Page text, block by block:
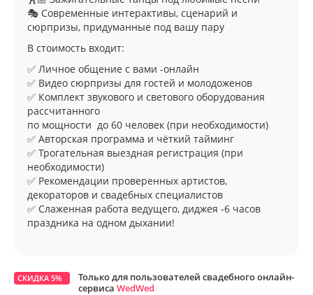
🎭 Современные интерактивы, сценарий и
сюрпризы, придуманные под вашу пару
В стоимость входит:
✅ Личное общение с вами -онлайн
✅ Видео сюрпризы для гостей и молодоженов
✅ Комплект звукового и светового оборудования
рассчитанного
по мощности до 60 человек (при необходимости)
✅ Авторская программа и чёткий тайминг
✅ Трогательная выездная регистрация (при
необходимости)
✅ Рекомендации проверенных артистов,
декораторов и свадебных специалистов
✅ Слаженная работа ведущего, диджея -6 часов
праздника на одном дыхании!
СКИДКА 5%
Только для пользователей свадебного онлайн-
сервиса WedWed